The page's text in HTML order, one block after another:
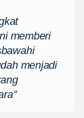
memberi
menjadi